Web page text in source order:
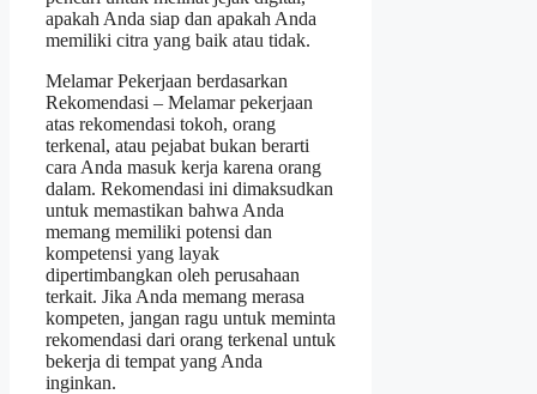
apakah Anda siap dan apakah Anda
memiliki citra yang baik atau tidak.
Melamar Pekerjaan berdasarkan
Rekomendasi – Melamar pekerjaan
atas rekomendasi tokoh, orang
terkenal, atau pejabat bukan berarti
cara Anda masuk kerja karena orang
dalam. Rekomendasi ini dimaksudkan
untuk memastikan bahwa Anda
memang memiliki potensi dan
kompetensi yang layak
dipertimbangkan oleh perusahaan
terkait. Jika Anda memang merasa
kompeten, jangan ragu untuk meminta
rekomendasi dari orang terkenal untuk
bekerja di tempat yang Anda
inginkan.